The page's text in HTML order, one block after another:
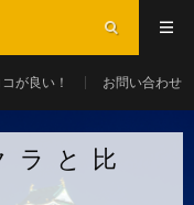
が良い！ お問い合わせ
ラと比